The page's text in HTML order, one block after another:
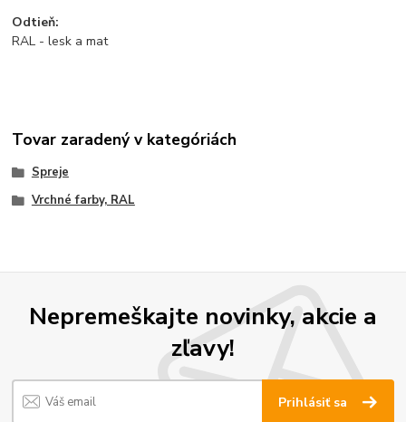
Odtieň:
RAL - lesk a mat
Tovar zaradený v kategóriách
Spreje
Vrchné farby, RAL
Nepremeškajte novinky, akcie a
zľavy!
Prihlásiť sa